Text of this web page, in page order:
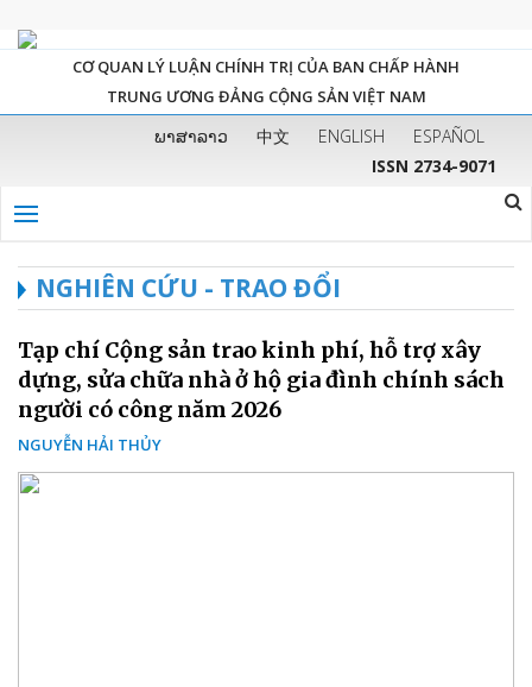
CƠ QUAN LÝ LUẬN CHÍNH TRỊ CỦA BAN CHẤP HÀNH
TRUNG ƯƠNG ĐẢNG CỘNG SẢN VIỆT NAM
ພາສາລາວ 中文 ENGLISH
ESPAÑOL
ISSN 2734-9071
NGHIÊN CỨU - TRAO ĐỔI
Tạp chí Cộng sản trao kinh phí, hỗ trợ xây
dựng, sửa chữa nhà ở hộ gia đình chính sách
người có công năm 2026
NGUYỄN HẢI THỦY